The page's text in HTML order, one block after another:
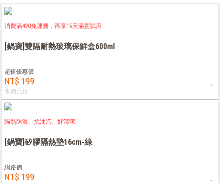
消費滿490免運費，再享15天滿意試用
[鍋寶]雙隔耐熱玻璃保鮮盒600ml
超值優惠價
NT$ 199
售價已折
隔熱防滑、抗油污、好清潔
[鍋寶]矽膠隔熱墊16cm-綠
網路價
NT$ 199